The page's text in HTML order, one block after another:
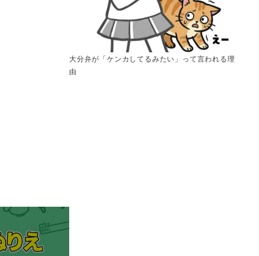
大分弁が「ケンカしてるみたい」って言われる理
由